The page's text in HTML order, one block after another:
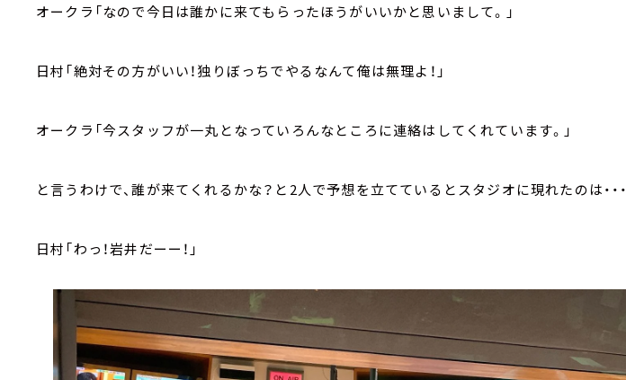
オークラ「なので今日は誰かに来てもらったほうがいいかと思いまして。」
日村「絶対その方がいい！独りぼっちでやるなんて俺は無理よ！」
オークラ「今スタッフが一丸となっていろんなところに連絡はしてくれています。」
と言うわけで、誰が来てくれるかな？と2人で予想を立てているとスタジオに現れたのは・・・
日村「わっ！岩井だーー！」